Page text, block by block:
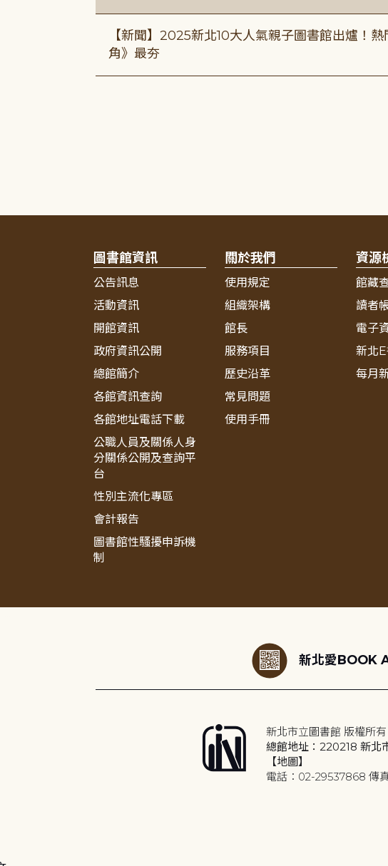
【新聞】2025新北10大人氣親子圖書館出爐！
角》最夯
圖書館資訊
公告訊息
活動資訊
開館資訊
政府資訊公開
總館簡介
各館資訊查詢
各館地址電話下載
公職人員及關係人身
分關係公開及查詢平
台
性別主流化專區
會計報告
圖書館性騷擾申訴機
制
關於我們
使用規定
組織架構
館長
服務項目
歷史沿革
常見問題
使用手冊
資源
館藏
讀者
電子
新北
每月
新北愛BOOK
新北市立圖書館 版權所有
總館地址：220218 新北
【地圖】
電話：02-29537868 傳